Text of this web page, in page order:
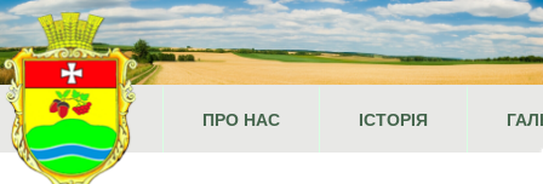
ГОЛОВНА ПРО НАС ІСТОРІЯ